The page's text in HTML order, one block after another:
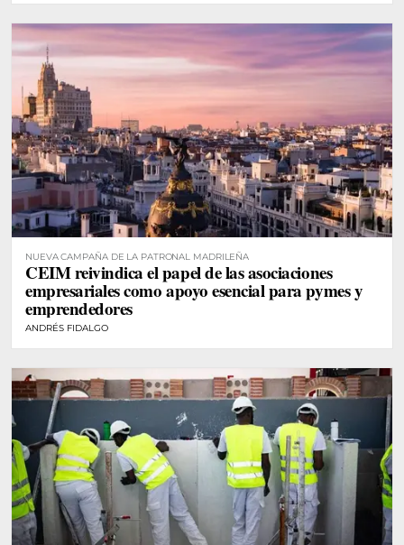
NUEVA CAMPAÑA DE LA PATRONAL MADRILEÑA
CEIM reivindica el papel de las asociaciones
empresariales como apoyo esencial para pymes y
emprendedores
ANDRÉS FIDALGO